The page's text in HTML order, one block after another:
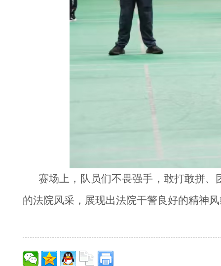
赛场上，队员们不畏强手，敢打敢拼
的法院风采，展现出法院干警良好的精神